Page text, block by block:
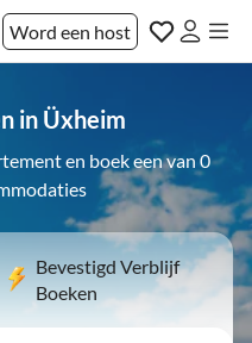
Word een host
in Üxheim
en boek een van 0
Bevestigd Verblijf
Boeken